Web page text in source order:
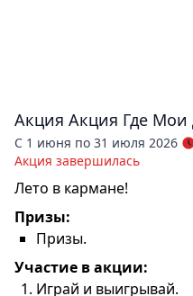
Акция Акция Где Мои
С 1 июня по 31 июля 2026
Акция завершилась
Лето в кармане!
Призы:
Призы.
Участие в акции:
Играй и выигрывай.